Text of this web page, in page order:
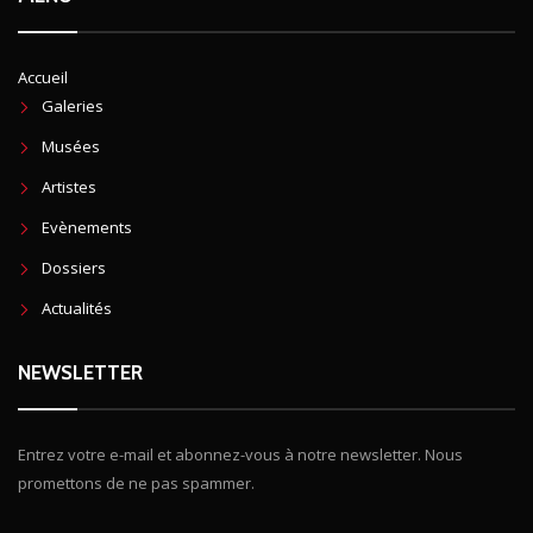
Accueil
Galeries
Musées
Artistes
Evènements
Dossiers
Actualités
NEWSLETTER
Entrez votre e-mail et abonnez-vous à notre newsletter. Nous
promettons de ne pas spammer.